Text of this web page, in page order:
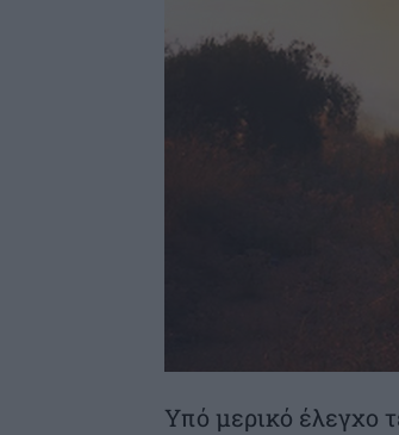
Υπό μερικό έλεγχο